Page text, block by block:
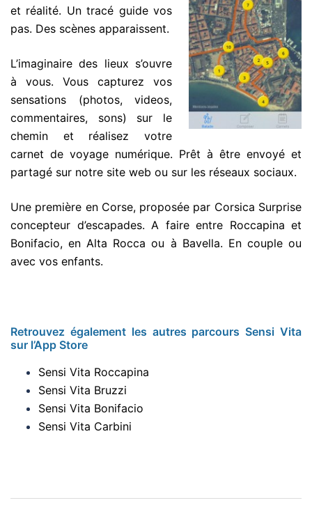
et réalité. Un tracé guide vos
pas. Des scènes apparaissent.
L’imaginaire des lieux s’ouvre
à vous. Vous capturez vos
sensations (photos, videos,
commentaires, sons) sur le
chemin et réalisez votre
carnet de voyage numérique. Prêt à être envoyé et
partagé sur notre site web ou sur les réseaux sociaux.
Une première en Corse, proposée par Corsica Surprise
concepteur d’escapades. A faire entre Roccapina et
Bonifacio, en Alta Rocca ou à Bavella. En couple ou
avec vos enfants.
Retrouvez également les autres parcours Sensi Vita
sur l’App Store
Sensi Vita Roccapina
Sensi Vita Bruzzi
Sensi Vita Bonifacio
Sensi Vita Carbini